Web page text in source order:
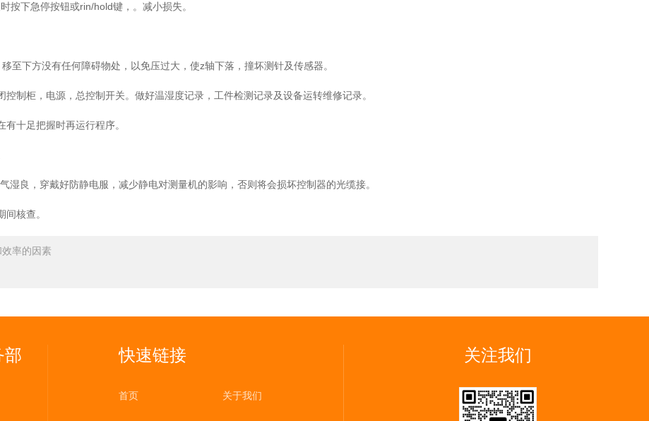
下急停按钮或rin/hold键，。减小损失。
下方没有任何障碍物处，以免压过大，使z轴下落，撞坏测针及传感器。
柜，电源，总控制开关。做好温湿度记录，工件检测记录及设备运转维修记录。
十足把握时再运行程序。
良，穿戴好防静电服，减少静电对测量机的影响，否则将会损坏控制器的光缆接。
核查。
率的因素
部 快速链接
首页 关于我们
关注我们